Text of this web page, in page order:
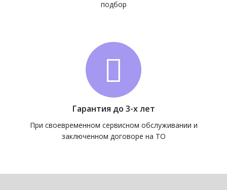
подбор
Гарантия до 3-х лет
При своевременном сервисном обслуживании и
заключенном договоре на ТО